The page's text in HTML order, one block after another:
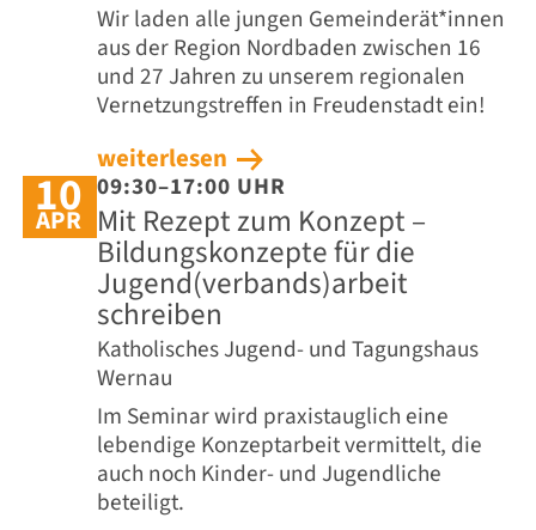
Wir laden alle jungen Gemeinderät*innen
aus der Region Nordbaden zwischen 16
und 27 Jahren zu unserem regionalen
Vernetzungstreffen in Freudenstadt ein!
weiterlesen
10
APR
09:30–17:00 UHR
Mit Rezept zum Konzept –
Bildungskonzepte für die
Jugend(verbands)arbeit
schreiben
Katholisches Jugend- und Tagungshaus
Wernau
Im Seminar wird praxistauglich eine
lebendige Konzeptarbeit vermittelt, die
auch noch Kinder- und Jugendliche
beteiligt.